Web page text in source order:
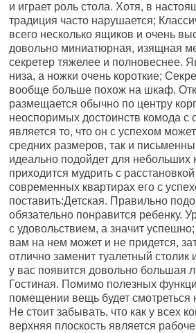
и играет роль стола. Хотя, в
традиция часто нарушается;
всего несколько ящиков и очень
довольно миниатюрная, изящная
секретер тяжелее и полновеснее.
низа, а ножки очень короткие;
вообще больше похож на шкаф.
размещается обычно по центру
неоспоримых достоинств комода с
является то, что он с успехом
средних размеров, так и
идеально подойдет для небольших
приходится мудрить с
современных квартирах его с
поставить:Детская. Правильно
обязательно понравится ребенку.
с удовольствием, а значит
вам на нем может и не придется,
отлично заменит туалетный
у вас появится довольно большая
Гостиная. Помимо полезных
помещении вещь будет смотреться
Не стоит забывать, что как у всех
верхняя плоскость является